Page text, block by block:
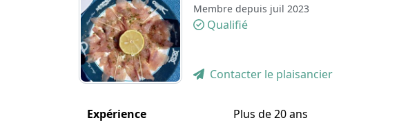
Membre depuis juil 2023
Qualifié
Contacter le plaisancier
Expérience Plus de 20 ans